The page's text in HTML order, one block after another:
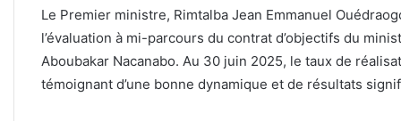
Le Premier ministre, Rimtalba Jean Emmanuel
l’évaluation à mi-parcours du contrat d’objectifs du
Aboubakar Nacanabo. Au 30 juin 2025, le taux de
témoignant d’une bonne dynamique et de résultats